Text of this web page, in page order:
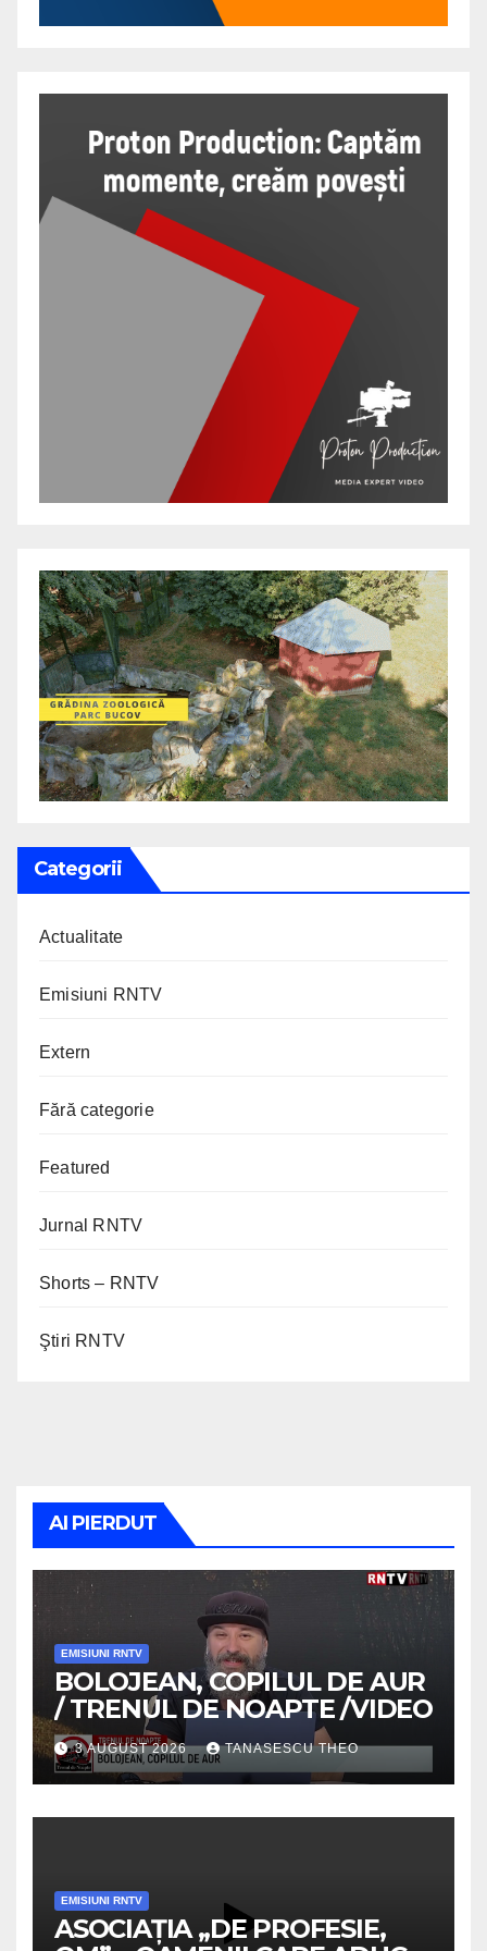
Categorii
Actualitate
Emisiuni RNTV
Extern
Fără categorie
Featured
Jurnal RNTV
Shorts – RNTV
Ştiri RNTV
AI PIERDUT
EMISIUNI RNTV
BOLOJEAN, COPILUL DE AUR
/ TRENUL DE NOAPTE /VIDEO
3 AUGUST 2026 TANASESCU THEO
EMISIUNI RNTV
ASOCIAȚIA „DE PROFESIE,